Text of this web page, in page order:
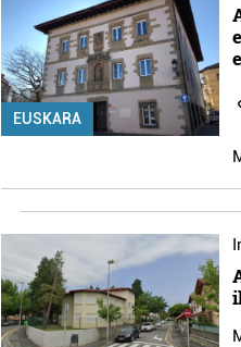
EUSKARA